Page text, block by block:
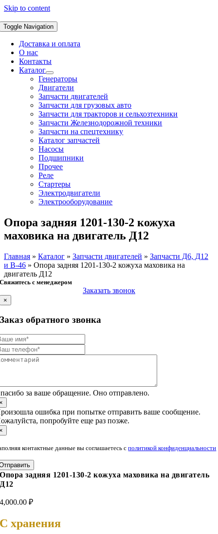
Skip to content
Toggle Navigation
Доставка и оплата
О нас
Контакты
Каталог
Генераторы
Двигатели
Запчасти двигателей
Запчасти для грузовых авто
Запчасти для тракторов и сельхозтехники
Запчасти Железнодорожной техники
Запчасти на спецтехнику
Каталог запчастей
Насосы
Подшипники
Прочее
Реле
Стартеры
Электродвигатели
Электрооборудование
Опора задняя 1201-130-2 кожуха
маховика на двигатель Д12
Главная » Каталог » Запчасти двигателей » Запчасти Д6, Д12
и В-46 » Опора задняя 1201-130-2 кожуха маховика на
двигатель Д12
Свяжитесь с менеджером
Заказать звонок
×
Заказ обратного звонка
за ваше обращение. Оно отправлено.
ошибка при попытке отправить ваше сообщение.
попробуйте еще раз позже.
контактные данные вы соглашаетесь сполитикой конфиденциальности
Опора задняя 1201-130-2 кожуха маховика на двигатель
Д12
4,000.00₽
С хранения